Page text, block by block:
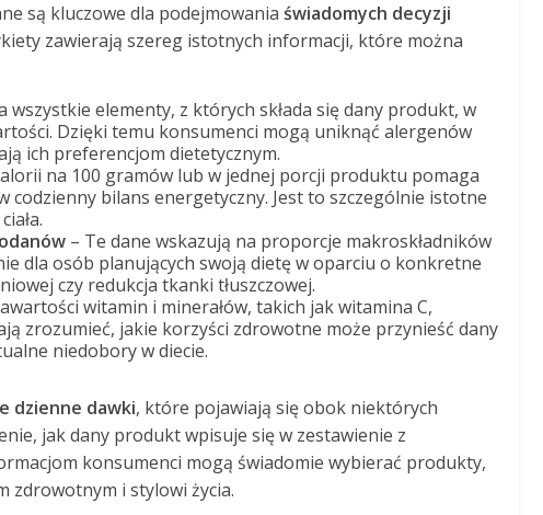
są kluczowe dla podejmowania świadomych decyzji
zawierają szereg istotnych informacji, które można
wszystkie elementy, z których składa się dany produkt, w
Dzięki temu konsumenci mogą uniknąć alergenów
ich preferencjom dietetycznym.
na 100 gramów lub w jednej porcji produktu pomaga
codzienny bilans energetyczny. Jest to szczególnie istotne
– Te dane wskazują na proporcje makroskładników
dla osób planujących swoją dietę w oparciu o konkretne
czy redukcja tkanki tłuszczowej.
witamin i minerałów, takich jak witamina C,
zrozumieć, jakie korzyści zdrowotne może przynieść dany
niedobory w diecie.
dzienne dawki, które pojawiają się obok niektórych
jak dany produkt wpisuje się w zestawienie z
konsumenci mogą świadomie wybierać produkty,
zdrowotnym i stylowi życia.